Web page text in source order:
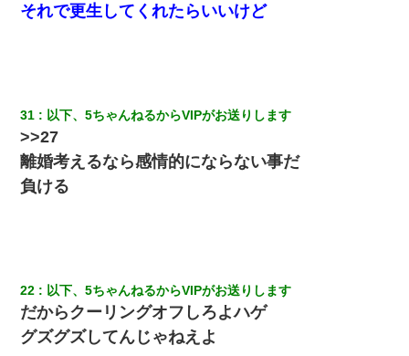
それで更生してくれたらいいけど
31 以下、5ちゃんねるからVIPがお送りします
>>27
離婚考えるなら感情的にならない事だ
負ける
22 以下、5ちゃんねるからVIPがお送りします
だからクーリングオフしろよハゲ
グズグズしてんじゃねえよ